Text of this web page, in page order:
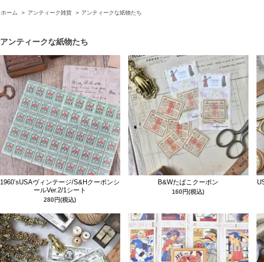
ホーム > アンティーク雑貨 > アンティークな紙物たち
アンティークな紙物たち
1960’sUSAヴィンテージ/S&Hクーポンシ
ールVer.2/1シート
280円(税込)
B&Wたばこクーポン
160円(税込)